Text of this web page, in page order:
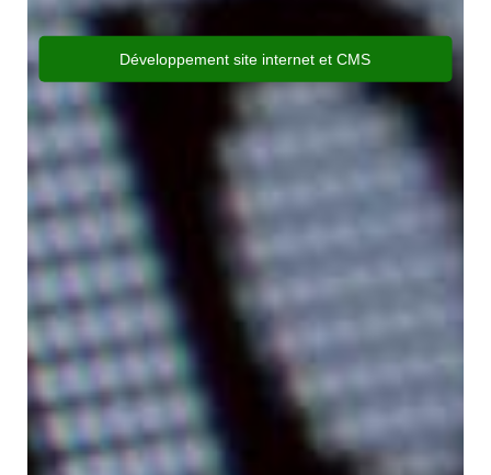
Développement site internet et CMS